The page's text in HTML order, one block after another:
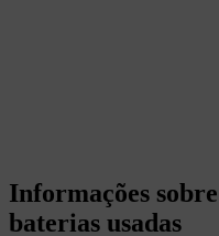
Informações
baterias usadas